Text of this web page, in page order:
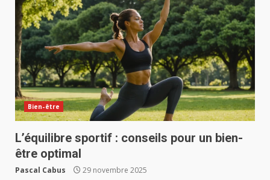
Bien-être
L’équilibre sportif : conseils pour un bien-
être optimal
Pascal Cabus 29 novembre 2025